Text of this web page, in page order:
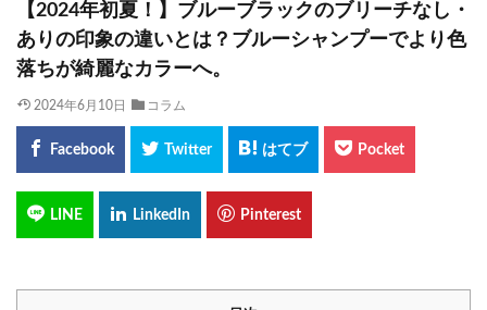
【2024年初夏！】ブルーブラックのブリーチなし・
ありの印象の違いとは？ブルーシャンプーでより色
落ちが綺麗なカラーへ。
2024年6月10日 コラム